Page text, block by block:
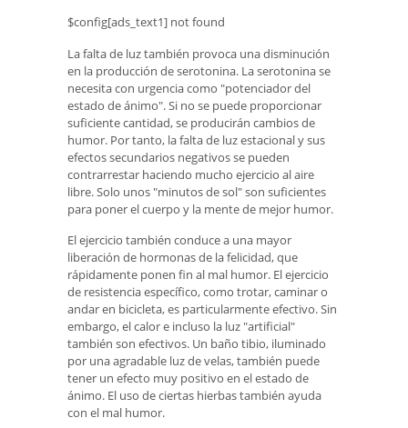
$config[ads_text1] not found
La falta de luz también provoca una disminución
en la producción de serotonina. La serotonina se
necesita con urgencia como "potenciador del
estado de ánimo". Si no se puede proporcionar
suficiente cantidad, se producirán cambios de
humor. Por tanto, la falta de luz estacional y sus
efectos secundarios negativos se pueden
contrarrestar haciendo mucho ejercicio al aire
libre. Solo unos "minutos de sol" son suficientes
para poner el cuerpo y la mente de mejor humor.
El ejercicio también conduce a una mayor
liberación de hormonas de la felicidad, que
rápidamente ponen fin al mal humor. El ejercicio
de resistencia específico, como trotar, caminar o
andar en bicicleta, es particularmente efectivo. Sin
embargo, el calor e incluso la luz "artificial"
también son efectivos. Un baño tibio, iluminado
por una agradable luz de velas, también puede
tener un efecto muy positivo en el estado de
ánimo. El uso de ciertas hierbas también ayuda
con el mal humor.